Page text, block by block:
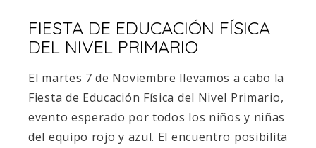
FIESTA DE EDUCACIÓN FÍSICA
DEL NIVEL PRIMARIO
El martes 7 de Noviembre llevamos a cabo la
Fiesta de Educación Física del Nivel Primario,
evento esperado por todos los niños y niñas
del equipo rojo y azul. El encuentro posibilita